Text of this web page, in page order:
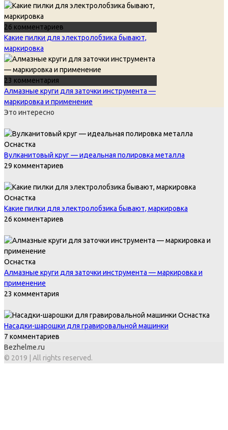
26 комментариев
Какие пилки для электролобзика бывают,
маркировка
23 комментария
Алмазные круги для заточки инструмента —
маркировка и применение
Это интересно
Оснастка
Вулканитовый круг — идеальная полировка металла
29 комментариев
Оснастка
Какие пилки для электролобзика бывают, маркировка
26 комментариев
Оснастка
Алмазные круги для заточки инструмента — маркировка и
применение
23 комментария
Оснастка
Насадки-шарошки для гравировальной машинки
7 комментариев
Bezhelme.ru
© 2019 | All rights reserved.